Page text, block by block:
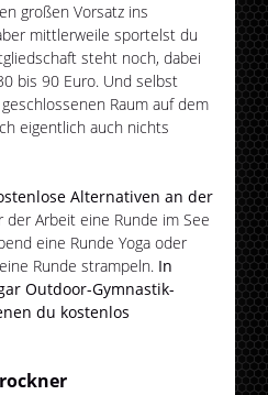
großen Vorsatz ins
mittlerweile sportelst du
steht noch, dabei
bis 90 Euro. Und selbst
Raum auf dem
eigentlich auch nichts
Alternativen an der
der Arbeit eine Runde im See
eine Runde Yoga oder
Runde strampeln. In
Outdoor-Gymnastik-
du kostenlos